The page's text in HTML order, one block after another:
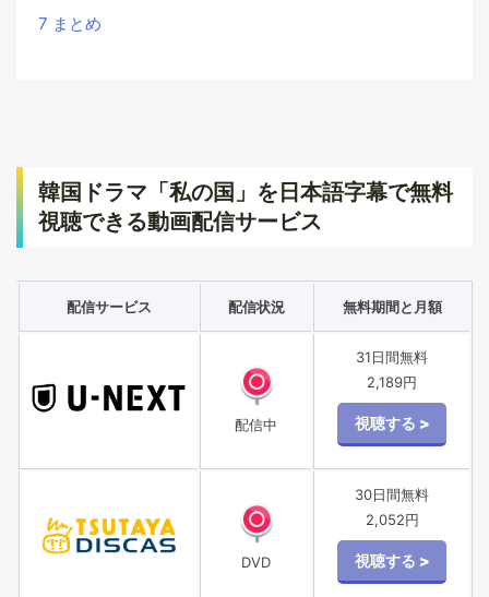
7 まとめ
韓国ドラマ「私の国」を日本語字幕で無料
視聴できる動画配信サービス
配信サービス 配信状況 無料期間と月額
配信中
31日間無料
2,189円
DVD
30日間無料
2,052円